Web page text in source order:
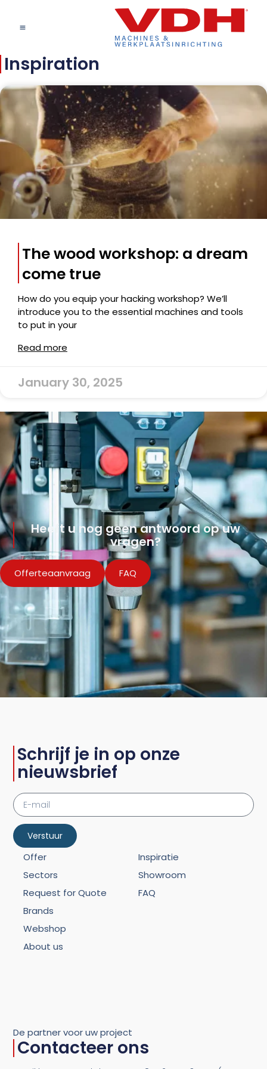
Inspiration
The wood workshop: a dream
come true
How do you equip your hacking workshop? We’ll
introduce you to the essential machines and tools
to put in your
Read more
January 30, 2025
Heeft u nog geen antwoord op uw
vragen?
Offerteaanvraag FAQ
De partner voor uw project
Contacteer ons
Schrijf je in op onze
nieuwsbrief
Verstuur
Inspiratie
Showroom
FAQ
Offer
Sectors
Request for Quote
Brands
Webshop
About us